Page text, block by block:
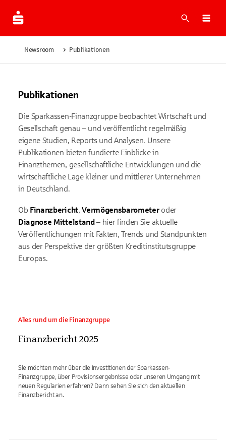
Suche
Newsroom Publikationen
Publikationen
Die Sparkassen-Finanzgruppe beobachtet Wirtschaft und
Gesellschaft genau – und veröffentlicht regelmäßig
eigene Studien, Reports und Analysen. Unsere
Publikationen bieten fundierte Einblicke in
Finanzthemen, gesellschaftliche Entwicklungen und die
wirtschaftliche Lage kleiner und mittlerer Unternehmen
in Deutschland.
Ob Finanzbericht,Vermögensbarometeroder
Diagnose Mittelstand – hier finden Sie aktuelle
Veröffentlichungen mit Fakten, Trends und Standpunkten
aus der Perspektive der größten Kreditinstitutsgruppe
Europas.
Alles rund um die Finanzgruppe
Finanzbericht 2025
Sie möchten mehr über die Investitionen der Sparkassen-
Finanzgruppe, über Provisionsergebnisse oder unseren Umgang mit
neuen Regularien erfahren? Dann sehen Sie sich den aktuellen
Finanzbericht an.